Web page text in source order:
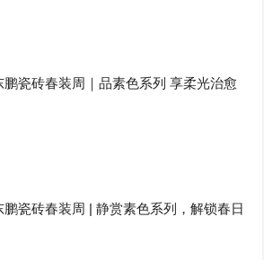
鹏瓷砖春装周｜品素色系列 享柔光治愈
鹏瓷砖春装周 | 静赏素色系列，解锁春日